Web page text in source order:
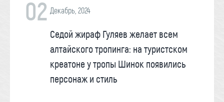
02 Декабрь, 2024
Седой жираф Гуляев желает всем
алтайского тропинга: на туристском
креатоне у тропы Шинок появились
персонаж и стиль